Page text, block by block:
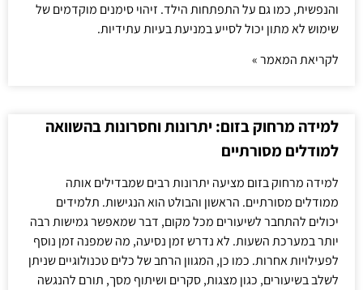
והנפשית, כמו גם על התפתחות הילד. זיהוי סימנים מוקדמים של
שימוש לא מתון יכול לסייע במניעת בעיות עתידיות.
לקריאת המאמר »
למידה מרחוק בזום: יתרונות וחסרונות בהשוואה
למודלים מסורתיים
למידה מרחוק בזום מציעה יתרונות רבים שמבדילים אותה
ממודלים מסורתיים. הראשון והבולט הוא הנגישות. תלמידים
יכולים להתחבר לשיעורים מכל מקום, דבר שמאפשר גמישות רבה
יותר במערכת השעות. לא נדרש זמן נסיעה, מה שמפנה זמן נוסף
לפעילויות אחרות. כמו כן, המגוון הרחב של כלים טכנולוגיים שניתן
לשלב בשיעורים, כגון מצגות, סקרים ושיתוף מסך, תורם להנגשה